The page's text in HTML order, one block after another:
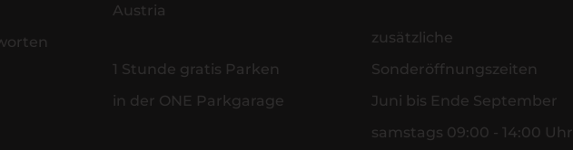
Austria
1 Stunde gratis Parken
in der ONE Parkgarage
zusätzliche
Sonderöffnungszeiten
Juni bis Ende September
samstags 09:00 - 14:00 Uhr